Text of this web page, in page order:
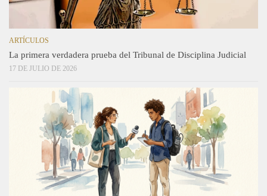
ARTÍCULOS
La primera verdadera prueba del Tribunal de Disciplina Judicial
17 DE JULIO DE 2026